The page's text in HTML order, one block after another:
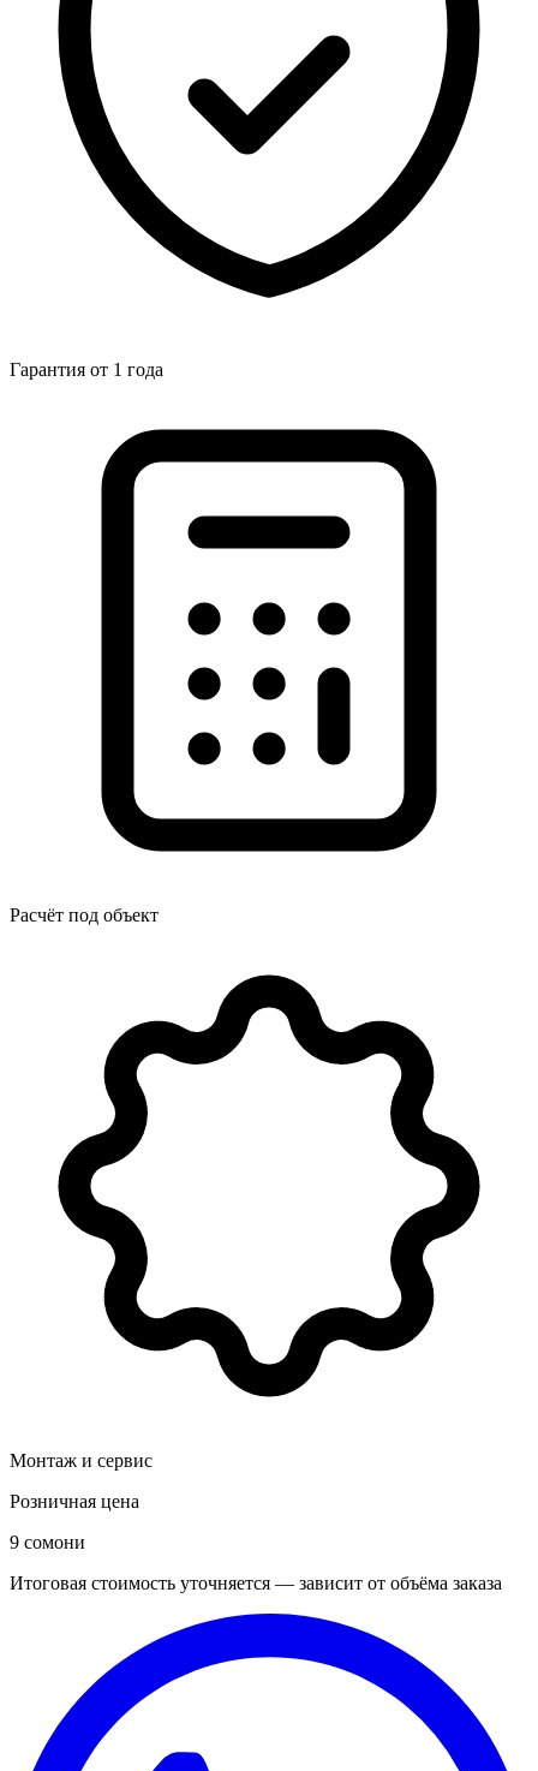
Гарантия от 1 года
Расчёт под объект
Монтаж и сервис
Розничная цена
9 сомони
Итоговая стоимость уточняется — зависит от объёма заказа